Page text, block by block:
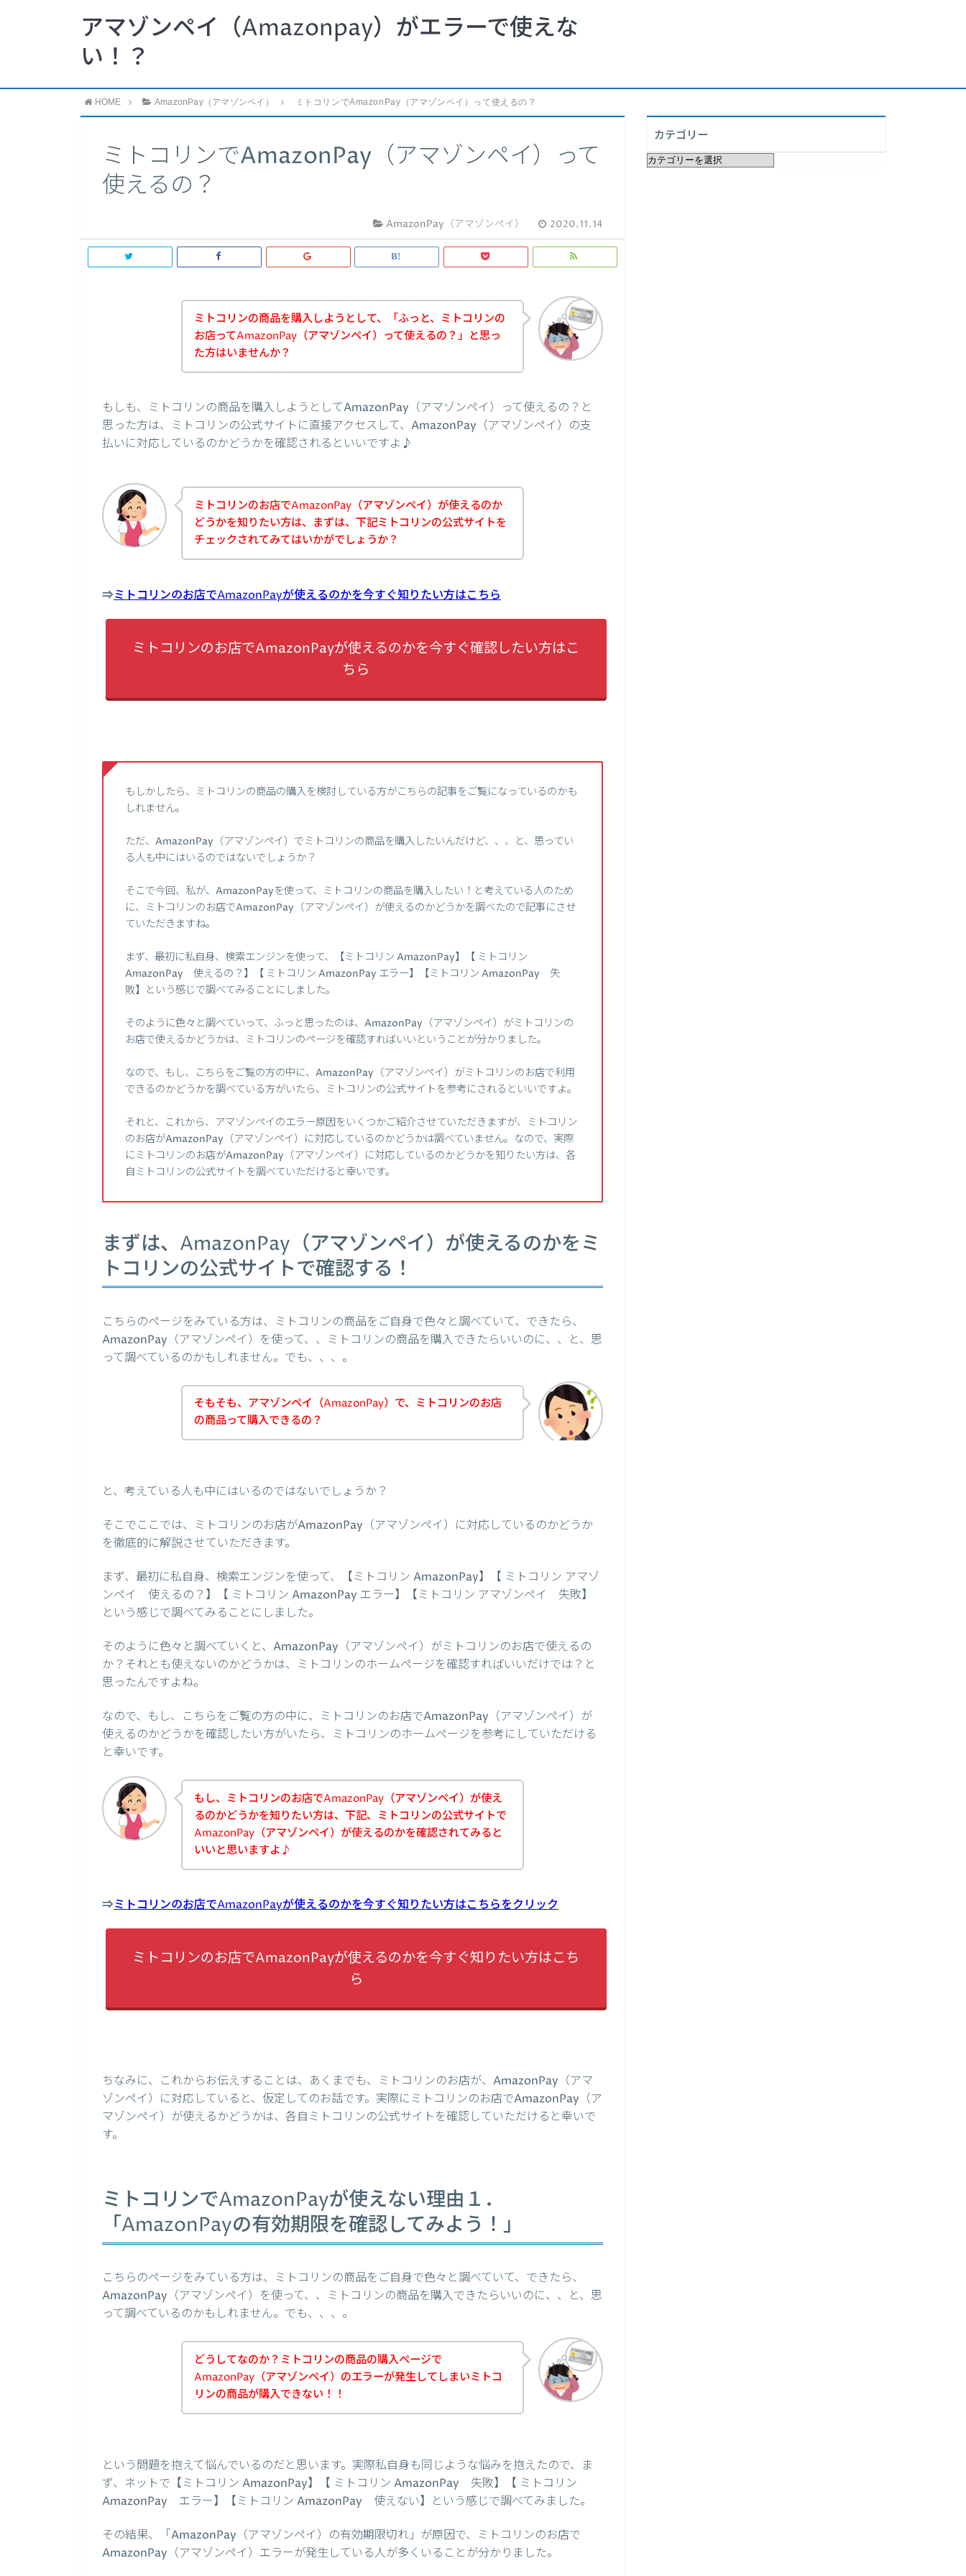
アマゾンペイ（Amazonpay）がエラーで使えな
い！？
HOME AmazonPay（アマゾンペイ） ミトコリンでAmazonPay（アマゾンペイ）って使えるの？
ミトコリンでAmazonPay（アマゾンペイ）って
使えるの？
AmazonPay（アマゾンペイ） 2020.11.14
ミトコリンの商品を購入しようとして、「ふっと、ミトコリンの
お店ってAmazonPay（アマゾンペイ）って使えるの？」と思っ
た方はいませんか？
もしも、ミトコリンの商品を購入しようとしてAmazonPay（アマゾンペイ）って使えるの？と
思った方は、ミトコリンの公式サイトに直接アクセスして、AmazonPay（アマゾンペイ）の支
払いに対応しているのかどうかを確認されるといいですよ♪
ミトコリンのお店でAmazonPay（アマゾンペイ）が使えるのか
どうかを知りたい方は、まずは、下記ミトコリンの公式サイトを
チェックされてみてはいかがでしょうか？
⇒ミトコリンのお店でAmazonPayが使えるのかを今すぐ知りたい方はこちら
ミトコリンのお店でAmazonPayが使えるのかを今すぐ確認したい方はこ
ちら
もしかしたら、ミトコリンの商品の購入を検討している方がこちらの記事をご覧になっているのかも
しれません。
ただ、AmazonPay（アマゾンペイ）でミトコリンの商品を購入したいんだけど、、、と、思ってい
る人も中にはいるのではないでしょうか？
そこで今回、私が、AmazonPayを使って、ミトコリンの商品を購入したい！と考えている人のため
に、ミトコリンのお店でAmazonPay（アマゾンペイ）が使えるのかどうかを調べたので記事にさせ
ていただきますね。
まず、最初に私自身、検索エンジンを使って、【ミトコリン AmazonPay】【 ミトコリン
AmazonPay 使えるの？】【 ミトコリン AmazonPay エラー】【ミトコリン AmazonPay 失
敗】という感じで調べてみることにしました。
そのように色々と調べていって、ふっと思ったのは、AmazonPay（アマゾンペイ）がミトコリンの
お店で使えるかどうかは、ミトコリンのページを確認すればいいということが分かりました。
なので、もし、こちらをご覧の方の中に、AmazonPay（アマゾンペイ）がミトコリンのお店で利用
できるのかどうかを調べている方がいたら、ミトコリンの公式サイトを参考にされるといいですよ。
それと、これから、アマゾンペイのエラー原因をいくつかご紹介させていただきますが、ミトコリン
のお店がAmazonPay（アマゾンペイ）に対応しているのかどうかは調べていません。なので、実際
にミトコリンのお店がAmazonPay（アマゾンペイ）に対応しているのかどうかを知りたい方は、各
自ミトコリンの公式サイトを調べていただけると幸いです。
まずは、AmazonPay（アマゾンペイ）が使えるのかをミ
トコリンの公式サイトで確認する！
こちらのページをみている方は、ミトコリンの商品をご自身で色々と調べていて、できたら、
AmazonPay（アマゾンペイ）を使って、、ミトコリンの商品を購入できたらいいのに、、と、思
って調べているのかもしれません。でも、、、。
そもそも、アマゾンペイ（AmazonPay）で、ミトコリンのお店
の商品って購入できるの？
と、考えている人も中にはいるのではないでしょうか？
そこでここでは、ミトコリンのお店がAmazonPay（アマゾンペイ）に対応しているのかどうか
を徹底的に解説させていただきます。
まず、最初に私自身、検索エンジンを使って、【ミトコリン AmazonPay】【 ミトコリン アマゾ
ンペイ 使えるの？】【 ミトコリン AmazonPay エラー】【ミトコリン アマゾンペイ 失敗】
という感じで調べてみることにしました。
そのように色々と調べていくと、AmazonPay（アマゾンペイ）がミトコリンのお店で使えるの
か？それとも使えないのかどうかは、ミトコリンのホームページを確認すればいいだけでは？と
思ったんですよね。
なので、もし、こちらをご覧の方の中に、ミトコリンのお店でAmazonPay（アマゾンペイ）が
使えるのかどうかを確認したい方がいたら、ミトコリンのホームページを参考にしていただける
と幸いです。
もし、ミトコリンのお店でAmazonPay（アマゾンペイ）が使え
るのかどうかを知りたい方は、下記、ミトコリンの公式サイトで
AmazonPay（アマゾンペイ）が使えるのかを確認されてみると
いいと思いますよ♪
⇒ミトコリンのお店でAmazonPayが使えるのかを今すぐ知りたい方はこちらをクリック
ミトコリンのお店でAmazonPayが使えるのかを今すぐ知りたい方はこち
ら
ちなみに、これからお伝えすることは、あくまでも、ミトコリンのお店が、AmazonPay（アマ
ゾンペイ）に対応していると、仮定してのお話です。実際にミトコリンのお店でAmazonPay（ア
マゾンペイ）が使えるかどうかは、各自ミトコリンの公式サイトを確認していただけると幸いで
す。
ミトコリンでAmazonPayが使えない理由１．
「AmazonPayの有効期限を確認してみよう！」
こちらのページをみている方は、ミトコリンの商品をご自身で色々と調べていて、できたら、
AmazonPay（アマゾンペイ）を使って、、ミトコリンの商品を購入できたらいいのに、、と、思
って調べているのかもしれません。でも、、、。
どうしてなのか？ミトコリンの商品の購入ページで
AmazonPay（アマゾンペイ）のエラーが発生してしまいミトコ
リンの商品が購入できない！！
という問題を抱えて悩んでいるのだと思います。実際私自身も同じような悩みを抱えたので、ま
ず、ネットで【ミトコリン AmazonPay】【 ミトコリン AmazonPay 失敗】【 ミトコリン
AmazonPay エラー】【ミトコリン AmazonPay 使えない】という感じで調べてみました。
その結果、「AmazonPay（アマゾンペイ）の有効期限切れ」が原因で、ミトコリンのお店で
AmazonPay（アマゾンペイ）エラーが発生している人が多くいることが分かりました。
カテゴリー